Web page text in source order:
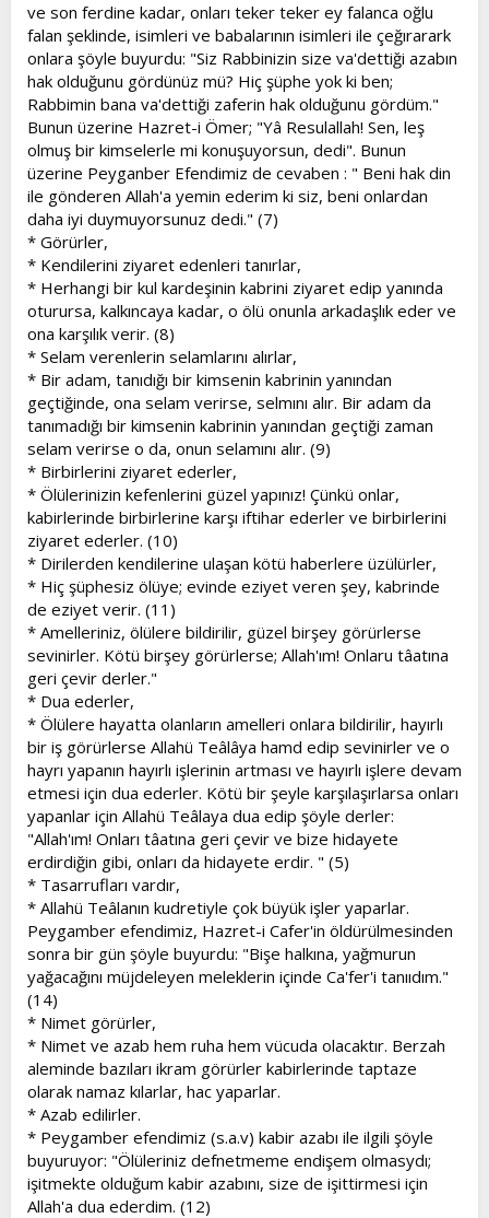
ve son ferdine kadar, onları teker teker ey falanca oğlu
falan şeklinde, isimleri ve babalarının isimleri ile çeğırarark
onlara şöyle buyurdu: "Siz Rabbinizin size va'dettiği azabın
hak olduğunu gördünüz mü? Hiç şüphe yok ki ben;
Rabbimin bana va'dettiği zaferin hak olduğunu gördüm."
Bunun üzerine Hazret-i Ömer; "Yâ Resulallah! Sen, leş
olmuş bir kimselerle mi konuşuyorsun, dedi". Bunun
üzerine Peyganber Efendimiz de cevaben : " Beni hak din
ile gönderen Allah'a yemin ederim ki siz, beni onlardan
daha iyi duymuyorsunuz dedi." (7)
* Görürler,
* Kendilerini ziyaret edenleri tanırlar,
* Herhangi bir kul kardeşinin kabrini ziyaret edip yanında
oturursa, kalkıncaya kadar, o ölü onunla arkadaşlık eder ve
ona karşılık verir. (8)
* Selam verenlerin selamlarını alırlar,
* Bir adam, tanıdığı bir kimsenin kabrinin yanından
geçtiğinde, ona selam verirse, selmını alır. Bir adam da
tanımadığı bir kimsenin kabrinin yanından geçtiği zaman
selam verirse o da, onun selamını alır. (9)
* Birbirlerini ziyaret ederler,
* Ölülerinizin kefenlerini güzel yapınız! Çünkü onlar,
kabirlerinde birbirlerine karşı iftihar ederler ve birbirlerini
ziyaret ederler. (10)
* Dirilerden kendilerine ulaşan kötü haberlere üzülürler,
* Hiç şüphesiz ölüye; evinde eziyet veren şey, kabrinde
de eziyet verir. (11)
* Amelleriniz, ölülere bildirilir, güzel birşey görürlerse
sevinirler. Kötü birşey görürlerse; Allah'ım! Onlaru tâatına
geri çevir derler."
* Dua ederler,
* Ölülere hayatta olanların amelleri onlara bildirilir, hayırlı
bir iş görürlerse Allahü Teâlâya hamd edip sevinirler ve o
hayrı yapanın hayırlı işlerinin artması ve hayırlı işlere devam
etmesi için dua ederler. Kötü bir şeyle karşılaşırlarsa onları
yapanlar için Allahü Teâlaya dua edip şöyle derler:
"Allah'ım! Onları tâatına geri çevir ve bize hidayete
erdirdiğin gibi, onları da hidayete erdir. " (5)
* Tasarrufları vardır,
* Allahü Teâlanın kudretiyle çok büyük işler yaparlar.
Peygamber efendimiz, Hazret-i Cafer'in öldürülmesinden
sonra bir gün şöyle buyurdu: "Bişe halkına, yağmurun
yağacağını müjdeleyen meleklerin içinde Ca'fer'i tanııdım."
(14)
* Nimet görürler,
* Nimet ve azab hem ruha hem vücuda olacaktır. Berzah
aleminde bazıları ikram görürler kabirlerinde taptaze
olarak namaz kılarlar, hac yaparlar.
* Azab edilirler.
* Peygamber efendimiz (s.a.v) kabir azabı ile ilgili şöyle
buyuruyor: "Ölüleriniz defnetmeme endişem olmasydı;
işitmekte olduğum kabir azabını, size de işittirmesi için
Allah'a dua ederdim. (12)